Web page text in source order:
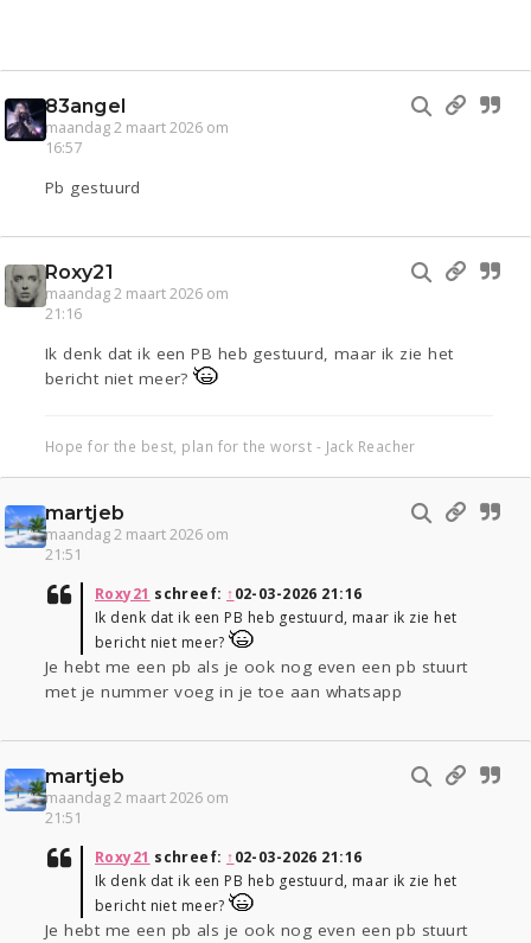
83angel
maandag 2 maart 2026 om
16:57
Pb gestuurd
Roxy21
maandag 2 maart 2026 om
21:16
Ik denk dat ik een PB heb gestuurd, maar ik zie het
bericht niet meer?
Hope for the best, plan for the worst - Jack Reacher
martjeb
maandag 2 maart 2026 om
21:51
Roxy21 schreef: ↑02-03-2026 21:16
Ik denk dat ik een PB heb gestuurd, maar ik zie het
bericht niet meer?
Je hebt me een pb als je ook nog even een pb stuurt
met je nummer voeg in je toe aan whatsapp
martjeb
maandag 2 maart 2026 om
21:51
Roxy21 schreef: ↑02-03-2026 21:16
Ik denk dat ik een PB heb gestuurd, maar ik zie het
bericht niet meer?
Je hebt me een pb als je ook nog even een pb stuurt